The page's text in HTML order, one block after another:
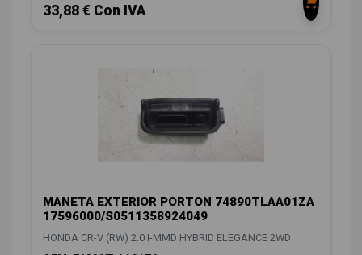
33,88 € Con IVA
MANETA EXTERIOR PORTON 74890TLAA01ZA
17596000/S0511358924049
HONDA CR-V (RW) 2.0 I-MMD HYBRID ELEGANCE 2WD